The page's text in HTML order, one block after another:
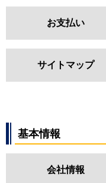
お支払い
サイトマップ
基本情報
会社情報